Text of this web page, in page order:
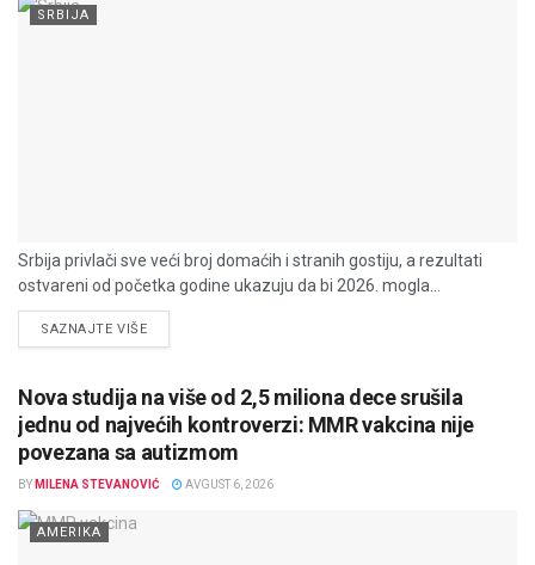
SRBIJA
Srbija privlači sve veći broj domaćih i stranih gostiju, a rezultati
ostvareni od početka godine ukazuju da bi 2026. mogla...
SAZNAJTE VIŠEDETAILS
Nova studija na više od 2,5 miliona dece srušila
jednu od najvećih kontroverzi: MMR vakcina nije
povezana sa autizmom
BY MILENA STEVANOVIĆ AVGUST 6, 2026
AMERIKA